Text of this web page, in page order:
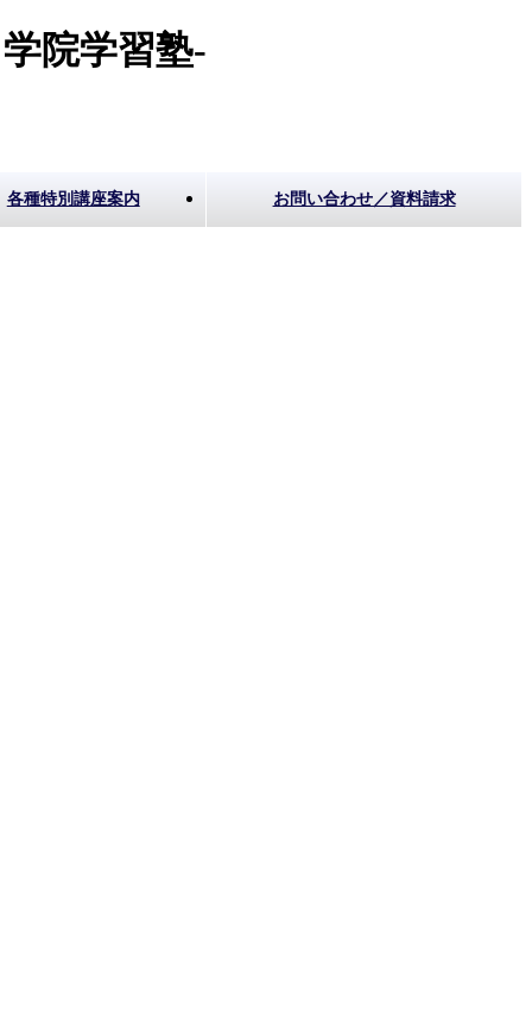
院学習塾-
各種特別講座案内 お問い合わせ／資料請求